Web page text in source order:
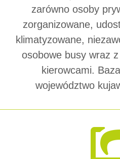
zarówno osoby
zorganizowane,
klimatyzowane,
osobowe busy wraz
kierowcami.
województwo